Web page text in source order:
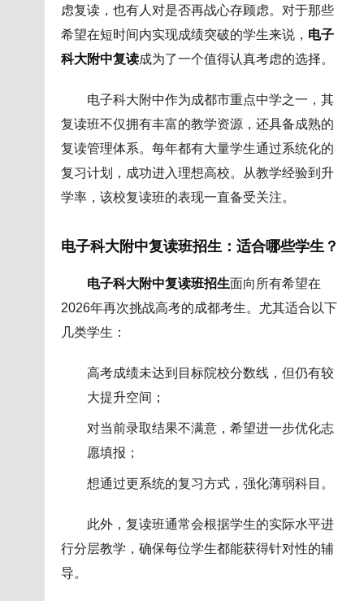
虑复读，也有人对是否再战心存顾虑。对于那些
希望在短时间内实现成绩突破的学生来说， 电子
科大附中复读成为了一个值得认真考虑的选择。
电子科大附中作为成都市重点中学之一，其
复读班不仅拥有丰富的教学资源，还具备成熟的
复读管理体系。每年都有大量学生通过系统化的
复习计划，成功进入理想高校。从教学经验到升
学率，该校复读班的表现一直备受关注。
电子科大附中复读班招生：适合哪些学生？
电子科大附中复读班招生面向所有希望在
2026年再次挑战高考的成都考生。尤其适合以下
几类学生：
高考成绩未达到目标院校分数线，但仍有较
大提升空间；
对当前录取结果不满意，希望进一步优化志
愿填报；
想通过更系统的复习方式，强化薄弱科目。
此外，复读班通常会根据学生的实际水平进
行分层教学，确保每位学生都能获得针对性的辅
导。